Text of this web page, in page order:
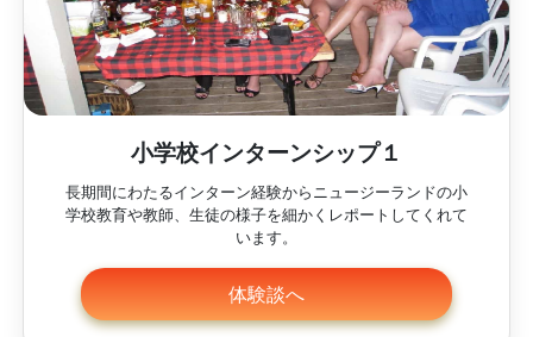
小学校インターンシップ１
長期間にわたるインターン経験からニュージーランドの小
学校教育や教師、生徒の様子を細かくレポートしてくれて
います。
体験談へ